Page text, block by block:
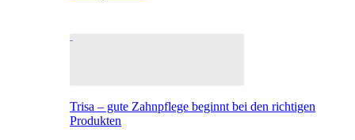
Trisa – gute Zahnpflege beginnt bei den richtigen
Produkten